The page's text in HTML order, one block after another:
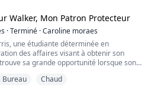
plus tard, elle se rendit à son nouveau
Walker, Mon Patron Protecteur
·Terminé ·Caroline moraes
une étudiante déterminée en
des affaires visant à obtenir son
sa grande opportunité lorsque son
les plus influentes et puissantes de Paris.
Bureau Chaud